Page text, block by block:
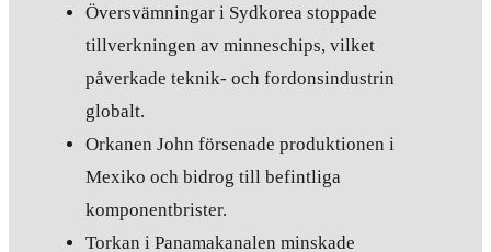
Översvämningar i Sydkorea stoppade
tillverkningen av minneschips, vilket
påverkade teknik- och fordonsindustrin
globalt.
Orkanen John försenade produktionen i
Mexiko och bidrog till befintliga
komponentbrister.
Torkan i Panamakanalen minskade